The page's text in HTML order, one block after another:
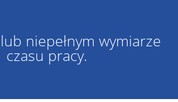
niepełnym wymiarze
czasu pracy.